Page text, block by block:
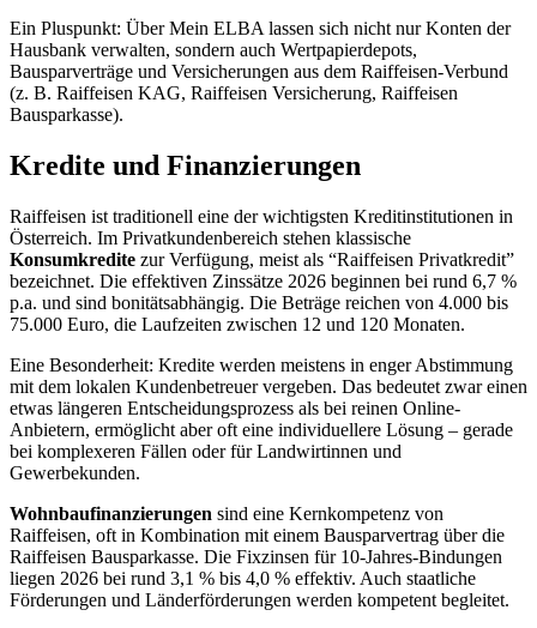
Ein Pluspunkt: Über Mein ELBA lassen sich nicht nur Konten der
Hausbank verwalten, sondern auch Wertpapierdepots,
Bausparverträge und Versicherungen aus dem Raiffeisen-Verbund
(z. B. Raiffeisen KAG, Raiffeisen Versicherung, Raiffeisen
Bausparkasse).
Kredite und Finanzierungen
Raiffeisen ist traditionell eine der wichtigsten Kreditinstitutionen in
Österreich. Im Privatkundenbereich stehen klassische
Konsumkredite zur Verfügung, meist als “Raiffeisen Privatkredit”
bezeichnet. Die effektiven Zinssätze 2026 beginnen bei rund 6,7 %
p.a. und sind bonitätsabhängig. Die Beträge reichen von 4.000 bis
75.000 Euro, die Laufzeiten zwischen 12 und 120 Monaten.
Eine Besonderheit: Kredite werden meistens in enger Abstimmung
mit dem lokalen Kundenbetreuer vergeben. Das bedeutet zwar einen
etwas längeren Entscheidungsprozess als bei reinen Online-
Anbietern, ermöglicht aber oft eine individuellere Lösung – gerade
bei komplexeren Fällen oder für Landwirtinnen und
Gewerbekunden.
Wohnbaufinanzierungen sind eine Kernkompetenz von
Raiffeisen, oft in Kombination mit einem Bausparvertrag über die
Raiffeisen Bausparkasse. Die Fixzinsen für 10-Jahres-Bindungen
liegen 2026 bei rund 3,1 % bis 4,0 % effektiv. Auch staatliche
Förderungen und Länderförderungen werden kompetent begleitet.